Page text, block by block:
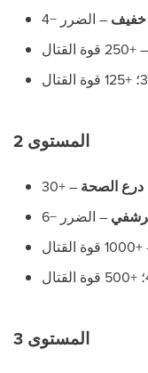
– +250 قوة القتال
المستوى 2
درع الصحة
القتال
المستوى 3